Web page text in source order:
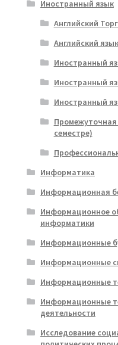
Иностранный язык
Английский
Английский
Иностранный
Иностранный
Иностранный
Промежуточная
семестре)
Информатика
Информационная
Информационное
информатики
Информационные
Информационные
Информационные
Информационные
деятельности
Исследование